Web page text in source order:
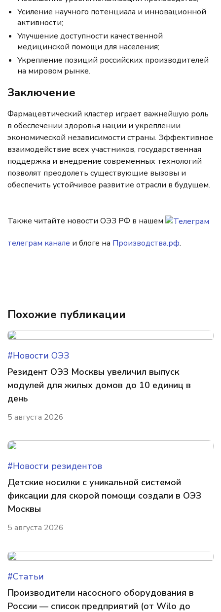
Усиление научного потенциала и инновационной
активности;
Улучшение доступности качественной
медицинской помощи для населения;
Укрепление позиций российских производителей
на мировом рынке.
Заключение
Фармацевтический кластер играет важнейшую роль
в обеспечении здоровья нации и укреплении
экономической независимости страны. Эффективное
взаимодействие всех участников, государственная
поддержка и внедрение современных технологий
позволят преодолеть существующие вызовы и
обеспечить устойчивое развитие отрасли в будущем.
Также читайте новости ОЭЗ РФ в нашем
телеграм канале и блоге на Производства.рф.
Похожие публикации
#Новости ОЭЗ
Резидент ОЭЗ Москвы увеличил выпуск
модулей для жилых домов до 10 единиц в
день
5 августа 2026
#Новости резидентов
Детские носилки с уникальной системой
фиксации для скорой помощи создали в ОЭЗ
Москвы
5 августа 2026
#Статьи
Производители насосного оборудования в
России — список предприятий (от Wilo до